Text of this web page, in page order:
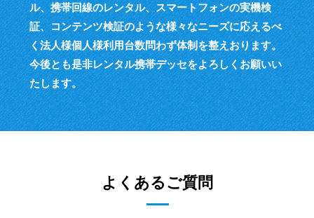
ル、携帯回線のレンタル、スマートフォンの実機検
証、コンテンツ検証のような様々なニーズに応えるべ
く法人様個人様利用台数問わず体制を整えおります。
今後とも是非レンタル携帯デッセをよろしくお願いい
たします。
よくあるご質問